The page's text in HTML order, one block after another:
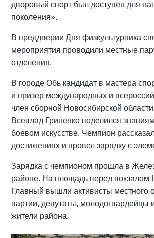
дворовый спорт был доступен для
поколения».
В преддверии Дня физкультурника
мероприятия проводили местные
отделения.
В городе Обь кандидат в мастера
и призер международных и
член сборной Новосибирской
Всевлад Гриненко поделился
боевом искусстве. Чемпион
достижениях и провел зарядку с
Зарядка с чемпионом прошла в
районе. На площадь перед вокзалом
Главный вышли активисты местного
партии, депутаты, молодогвардейцы
жители района.